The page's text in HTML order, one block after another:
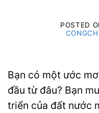
POSTED
Bạn có một ước
đầu từ đâu? Bạn
triển của đất nước